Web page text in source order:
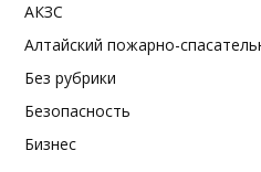
АКЗС
Алтайский пожарно-
Без рубрики
Безопасность
Бизнес